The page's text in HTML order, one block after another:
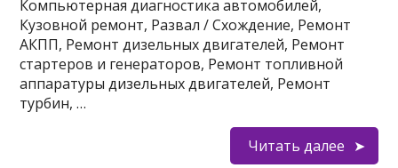
Компьютерная диагностика автомобилей,
Кузовной ремонт, Развал / Схождение, Ремонт
АКПП, Ремонт дизельных двигателей, Ремонт
стартеров и генераторов, Ремонт топливной
аппаратуры дизельных двигателей, Ремонт
турбин, …
Читать далее